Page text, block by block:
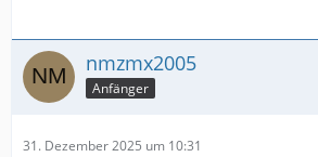
nmzmx2005
Anfänger
31. Dezember 2025 um 10:31